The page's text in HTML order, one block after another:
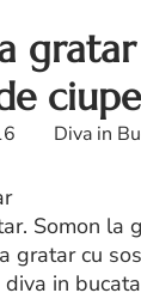
gratar
Diva in
Somon la
gratar cu
in